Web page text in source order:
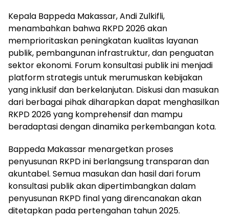
Kepala Bappeda Makassar, Andi Zulkifli,
menambahkan bahwa RKPD 2026 akan
memprioritaskan peningkatan kualitas layanan
publik, pembangunan infrastruktur, dan penguatan
sektor ekonomi. Forum konsultasi publik ini menjadi
platform strategis untuk merumuskan kebijakan
yang inklusif dan berkelanjutan. Diskusi dan masukan
dari berbagai pihak diharapkan dapat menghasilkan
RKPD 2026 yang komprehensif dan mampu
beradaptasi dengan dinamika perkembangan kota.
Bappeda Makassar menargetkan proses
penyusunan RKPD ini berlangsung transparan dan
akuntabel. Semua masukan dan hasil dari forum
konsultasi publik akan dipertimbangkan dalam
penyusunan RKPD final yang direncanakan akan
ditetapkan pada pertengahan tahun 2025.